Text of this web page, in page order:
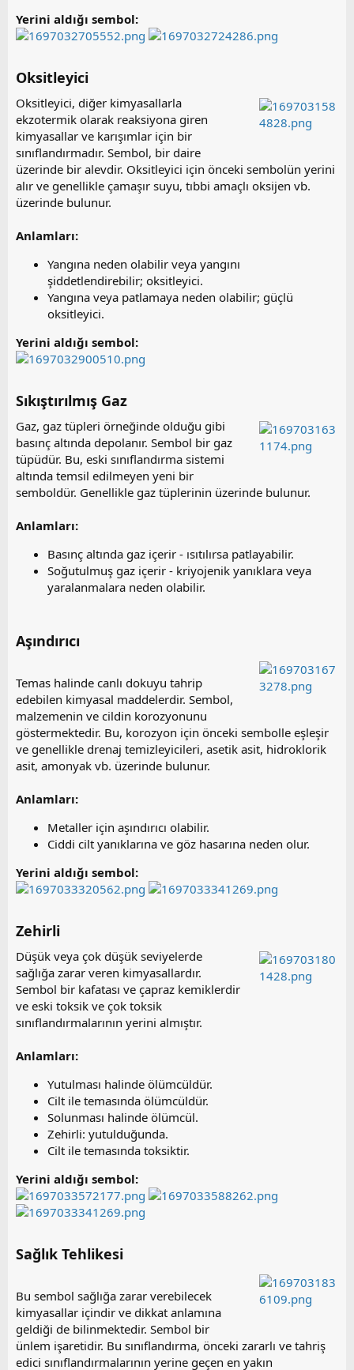
Yerini aldığı sembol:
Oksitleyici​
Oksitleyici, diğer kimyasallarla
ekzotermik olarak reaksiyona giren
kimyasallar ve karışımlar için bir
sınıflandırmadır. Sembol, bir daire
üzerinde bir alevdir. Oksitleyici için önceki sembolün yerini
alır ve genellikle çamaşır suyu, tıbbi amaçlı oksijen vb.
üzerinde bulunur.
Anlamları:
Yangına neden olabilir veya yangını
şiddetlendirebilir; oksitleyici.
Yangına veya patlamaya neden olabilir; güçlü
oksitleyici.
Yerini aldığı sembol:
Sıkıştırılmış Gaz​
Gaz, gaz tüpleri örneğinde olduğu gibi
basınç altında depolanır. Sembol bir gaz
tüpüdür. Bu, eski sınıflandırma sistemi
altında temsil edilmeyen yeni bir
semboldür. Genellikle gaz tüplerinin üzerinde bulunur.
Anlamları:
Basınç altında gaz içerir - ısıtılırsa patlayabilir.
Soğutulmuş gaz içerir - kriyojenik yanıklara veya
yaralanmalara neden olabilir.
Aşındırıcı​
Temas halinde canlı dokuyu tahrip
edebilen kimyasal maddelerdir. Sembol,
malzemenin ve cildin korozyonunu
göstermektedir. Bu, korozyon için önceki sembolle eşleşir
ve genellikle drenaj temizleyicileri, asetik asit, hidroklorik
asit, amonyak vb. üzerinde bulunur.
Anlamları:
Metaller için aşındırıcı olabilir.
Ciddi cilt yanıklarına ve göz hasarına neden olur.
Yerini aldığı sembol:
Zehirli​
Düşük veya çok düşük seviyelerde
sağlığa zarar veren kimyasallardır.
Sembol bir kafatası ve çapraz kemiklerdir
ve eski toksik ve çok toksik
sınıflandırmalarının yerini almıştır.
Anlamları:
Yutulması halinde ölümcüldür.
Cilt ile temasında ölümcüldür.
Solunması halinde ölümcül.
Zehirli: yutulduğunda.
Cilt ile temasında toksiktir.
Yerini aldığı sembol:
Sağlık Tehlikesi​
Bu sembol sağlığa zarar verebilecek
kimyasallar içindir ve dikkat anlamına
geldiği de bilinmektedir. Sembol bir
ünlem işaretidir. Bu sınıflandırma, önceki zararlı ve tahriş
edici sınıflandırmalarının yerine geçen en yakın